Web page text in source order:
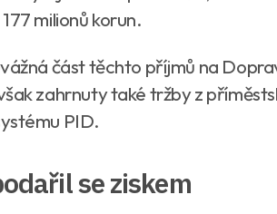
milionů korun.
část těchto příjmů na
zahrnuty také tržby z
PID.
se ziskem